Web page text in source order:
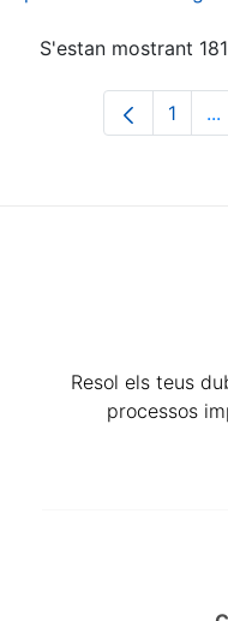
S'estan mostrant
Pàgina
1 ...
Resol els teus
processos